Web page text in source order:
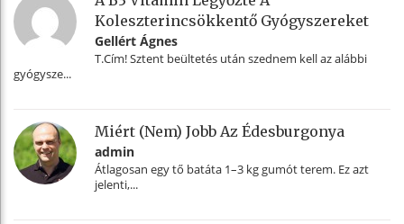
Koleszterincsökkentő Gyógyszereket
Gellért Ágnes
T.Cím! Sztent beültetés után szednem kell az alábbi
gyógysze...
Miért (nem) Jobb Az Édesburgonya
admin
Átlagosan egy tő batáta 1–3 kg gumót terem. Ez azt
jelenti,...